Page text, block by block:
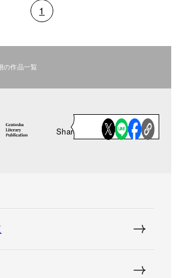
1
の作品一覧
Share